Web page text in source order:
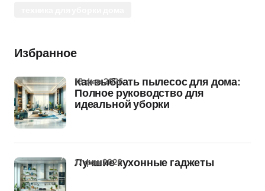
Избранное
Как выбрать пылесос для дома:
Полное руководство для
идеальной уборки
18 фев 2026
Лучшие кухонные гаджеты
17 фев 2026